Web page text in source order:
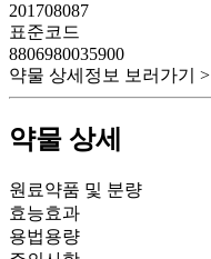
201708087
표준코드
8806980035900
약물 상세정보 보러가기 >
약물 상세
원료약품 및 분량
효능효과
용법용량